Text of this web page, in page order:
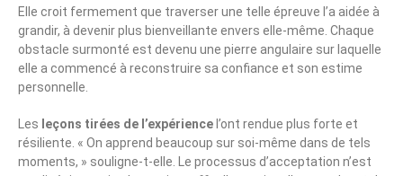
Elle croit fermement que traverser une telle épreuve l’a aidée à
grandir, à devenir plus bienveillante envers elle-même. Chaque
obstacle surmonté est devenu une pierre angulaire sur laquelle
elle a commencé à reconstruire sa confiance et son estime
personnelle.
Les leçons tirées de l’expérience l’ont rendue plus forte et
résiliente. « On apprend beaucoup sur soi-même dans de tels
moments, » souligne-t-elle. Le processus d’acceptation n’est